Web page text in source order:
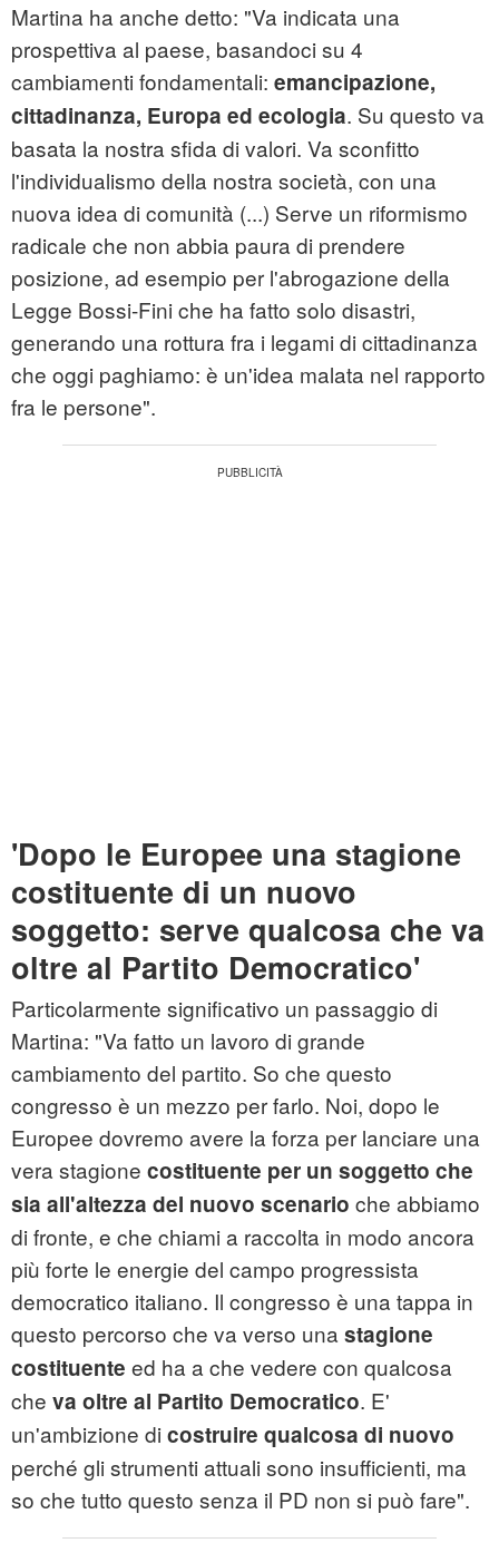
Martina ha anche detto: "Va indicata una
prospettiva al paese, basandoci su 4
cambiamenti fondamentali: emancipazione,
cittadinanza, Europa ed ecologia. Su questo va
basata la nostra sfida di valori. Va sconfitto
l'individualismo della nostra società, con una
nuova idea di comunità (...) Serve un riformismo
radicale che non abbia paura di prendere
posizione, ad esempio per l'abrogazione della
Legge Bossi-Fini che ha fatto solo disastri,
generando una rottura fra i legami di cittadinanza
che oggi paghiamo: è un'idea malata nel rapporto
fra le persone".
'Dopo le Europee una stagione
costituente di un nuovo
soggetto: serve qualcosa che va
oltre al Partito Democratico'
Particolarmente significativo un passaggio di
Martina: "Va fatto un lavoro di grande
cambiamento del partito. So che questo
congresso è un mezzo per farlo. Noi, dopo le
Europee dovremo avere la forza per lanciare una
vera stagione costituente per un soggetto che
sia all'altezza del nuovo scenario che abbiamo
di fronte, e che chiami a raccolta in modo ancora
più forte le energie del campo progressista
democratico italiano. Il congresso è una tappa in
questo percorso che va verso una stagione
costituente ed ha a che vedere con qualcosa
che va oltre al Partito Democratico. E'
un'ambizione di costruire qualcosa di nuovo
perché gli strumenti attuali sono insufficienti, ma
so che tutto questo senza il PD non si può fare".